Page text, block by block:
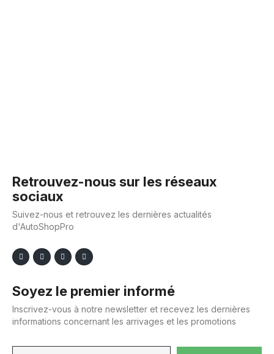
Retrouvez-nous sur les réseaux
sociaux
Suivez-nous et retrouvez les dernières actualités
d'AutoShopPro
Soyez le premier informé
Inscrivez-vous à notre newsletter et recevez les dernières
informations concernant les arrivages et les promotions